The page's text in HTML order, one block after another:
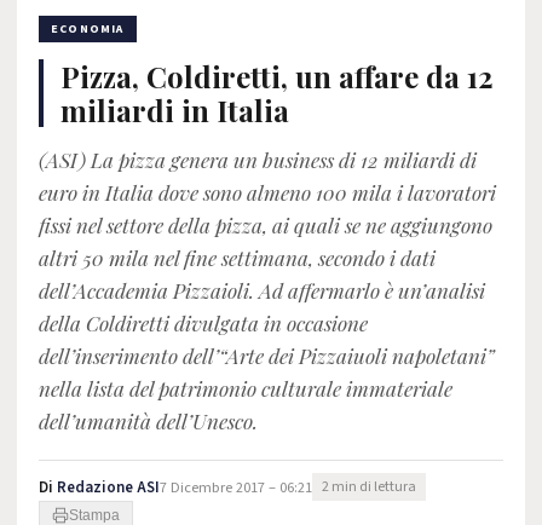
ECONOMIA
Pizza, Coldiretti, un affare da 12
miliardi in Italia
(ASI) La pizza genera un business di 12 miliardi di
euro in Italia dove sono almeno 100 mila i lavoratori
fissi nel settore della pizza, ai quali se ne aggiungono
altri 50 mila nel fine settimana, secondo i dati
dell’Accademia Pizzaioli. Ad affermarlo è un’analisi
della Coldiretti divulgata in occasione
dell’inserimento dell’“Arte dei Pizzaiuoli napoletani”
nella lista del patrimonio culturale immateriale
dell’umanità dell’Unesco.
Di Redazione ASI7 Dicembre 2017 – 06:21 2 min di lettura
Stampa